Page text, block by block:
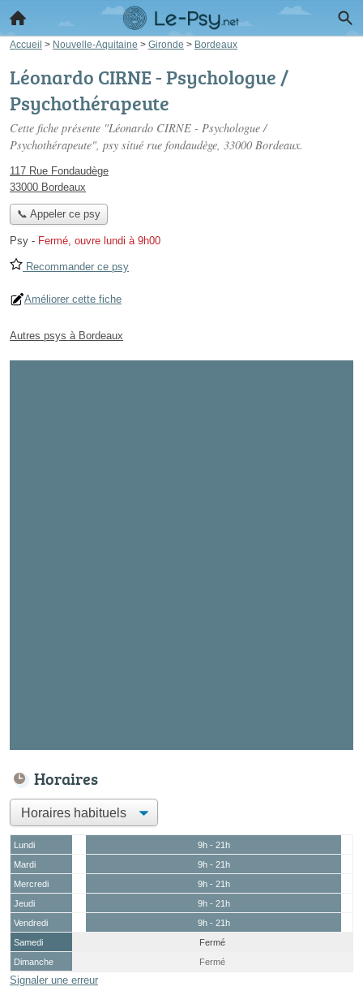
Accueil > Nouvelle-Aquitaine > Gironde > Bordeaux
Léonardo CIRNE - Psychologue /
Psychothérapeute
Cette fiche présente "Léonardo CIRNE - Psychologue /
Psychothérapeute", psy situé rue fondaudège, 33000 Bordeaux.
117 Rue Fondaudège
33000 Bordeaux
📞 Appeler ce psy
Psy - Fermé, ouvre lundi à 9h00
Recommander ce psy
Améliorer cette fiche
Autres psys à Bordeaux
Horaires
Lundi
9h - 21h
Mardi
9h - 21h
Mercredi
9h - 21h
Jeudi
9h - 21h
Vendredi
9h - 21h
Samedi
Fermé
Dimanche
Fermé
Signaler une erreur